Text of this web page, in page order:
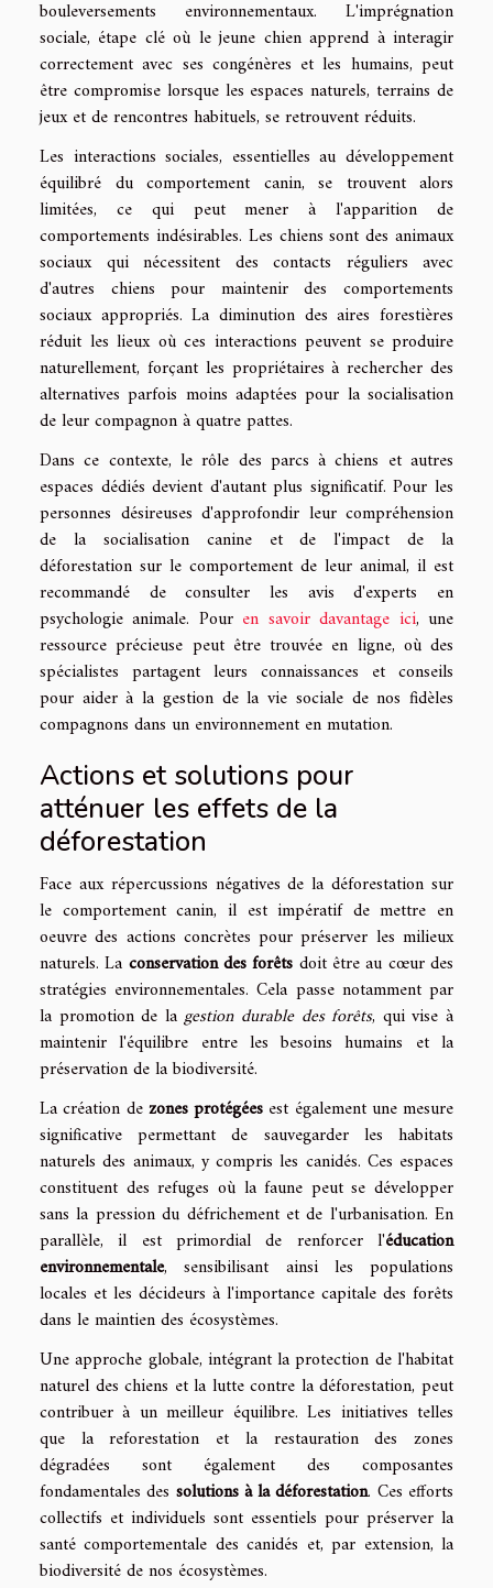
bouleversements environnementaux. L'imprégnation
sociale, étape clé où le jeune chien apprend à interagir
correctement avec ses congénères et les humains, peut
être compromise lorsque les espaces naturels, terrains de
jeux et de rencontres habituels, se retrouvent réduits.
Les interactions sociales, essentielles au développement
équilibré du comportement canin, se trouvent alors
limitées, ce qui peut mener à l'apparition de
comportements indésirables. Les chiens sont des animaux
sociaux qui nécessitent des contacts réguliers avec
d'autres chiens pour maintenir des comportements
sociaux appropriés. La diminution des aires forestières
réduit les lieux où ces interactions peuvent se produire
naturellement, forçant les propriétaires à rechercher des
alternatives parfois moins adaptées pour la socialisation
de leur compagnon à quatre pattes.
Dans ce contexte, le rôle des parcs à chiens et autres
espaces dédiés devient d'autant plus significatif. Pour les
personnes désireuses d'approfondir leur compréhension
de la socialisation canine et de l'impact de la
déforestation sur le comportement de leur animal, il est
recommandé de consulter les avis d'experts en
psychologie animale. Pour en savoir davantage ici, une
ressource précieuse peut être trouvée en ligne, où des
spécialistes partagent leurs connaissances et conseils
pour aider à la gestion de la vie sociale de nos fidèles
compagnons dans un environnement en mutation.
Actions et solutions pour
atténuer les effets de la
déforestation
Face aux répercussions négatives de la déforestation sur
le comportement canin, il est impératif de mettre en
oeuvre des actions concrètes pour préserver les milieux
naturels. La conservation des forêts doit être au cœur des
stratégies environnementales. Cela passe notamment par
la promotion de lagestion durable des forêts, qui vise à
maintenir l'équilibre entre les besoins humains et la
préservation de la biodiversité.
La création dezones protégées est également une mesure
significative permettant de sauvegarder les habitats
naturels des animaux, y compris les canidés. Ces espaces
constituent des refuges où la faune peut se développer
sans la pression du défrichement et de l'urbanisation. En
parallèle, il est primordial de renforcer l'éducation
environnementale, sensibilisant ainsi les populations
locales et les décideurs à l'importance capitale des forêts
dans le maintien des écosystèmes.
Une approche globale, intégrant la protection de l'habitat
naturel des chiens et la lutte contre la déforestation, peut
contribuer à un meilleur équilibre. Les initiatives telles
que la reforestation et la restauration des zones
dégradées sont également des composantes
fondamentales des solutions à la déforestation. Ces efforts
collectifs et individuels sont essentiels pour préserver la
santé comportementale des canidés et, par extension, la
biodiversité de nos écosystèmes.